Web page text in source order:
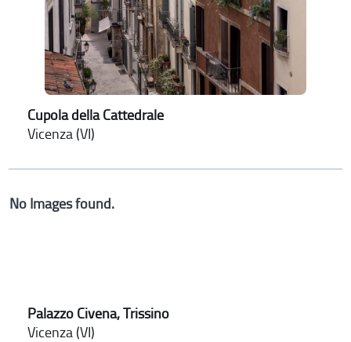
Cupola della Cattedrale
Vicenza (VI)
No Images found.
Palazzo Civena, Trissino
Vicenza (VI)